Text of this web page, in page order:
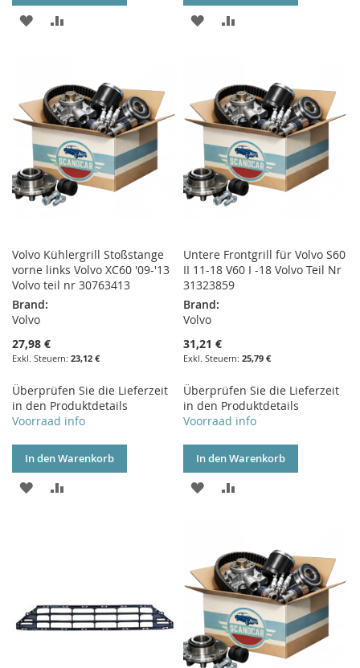
ZUR
ZUR
Volvo Kühlergrill Stoßstange
vorne links Volvo XC60 '09-'13
Volvo teil nr 30763413
Brand:
Volvo
27,98 €
23,12 €
Überprüfen Sie die Lieferzeit
in den Produktdetails
Voorraad info
In den Warenkorb
ZUR
Untere Frontgrill für Volvo S60
II 11-18 V60 I -18 Volvo Teil Nr
31323859
Brand:
Volvo
31,21 €
25,79 €
Überprüfen Sie die Lieferzeit
in den Produktdetails
Voorraad info
In den Warenkorb
ZUR